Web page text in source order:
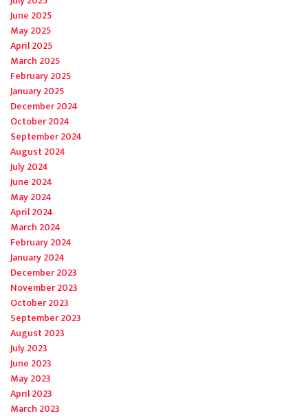
June 2025
May 2025
April 2025
March 2025
February 2025
January 2025
December 2024
October 2024
September 2024
August 2024
July 2024
June 2024
May 2024
April 2024
March 2024
February 2024
January 2024
December 2023
November 2023
October 2023
September 2023
August 2023
July 2023
June 2023
May 2023
April 2023
March 2023